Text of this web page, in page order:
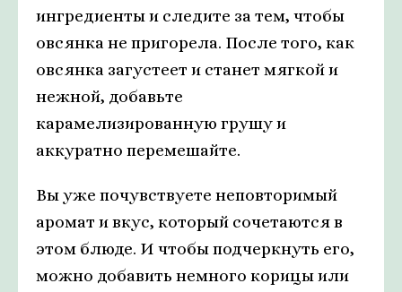
ингредиенты и следите за тем, чтобы
овсянка не пригорела. После того, как
овсянка загустеет и станет мягкой и
нежной, добавьте
карамелизированную грушу и
аккуратно перемешайте.
Вы уже почувствуете неповторимый
аромат и вкус, который сочетаются в
этом блюде. И чтобы подчеркнуть его,
можно добавить немного корицы или